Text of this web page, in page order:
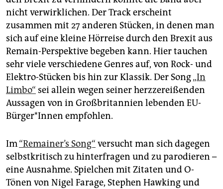
nicht verwirklichen. Der Track erscheint
zusammen mit 27 anderen Stücken, in denen man
sich auf eine kleine Hörreise durch den Brexit aus
Remain-Perspektive begeben kann. Hier tauchen
sehr viele verschiedene Genres auf, von Rock- und
Elektro-Stücken bis hin zur Klassik. Der Song„In
Limbo“ sei allein wegen seiner herzzereißenden
Aussagen von in Großbritannien lebenden EU-
Bürger*Innen empfohlen.
Im“Remainer’s Song“ versucht man sich dagegen
selbstkritisch zu hinterfragen und zu parodieren –
eine Ausnahme. Spielchen mit Zitaten und O-
Tönen von Nigel Farage, Stephen Hawking und